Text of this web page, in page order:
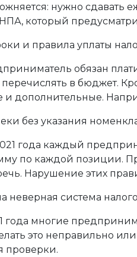
нужно сдавать
который
и правила уплаты
обязан
в бюджет.
и дополнительные.
без указания
года каждый
по каждой позиции.
Нарушение этих
неверная система
года многие
это неправильно
проверки.